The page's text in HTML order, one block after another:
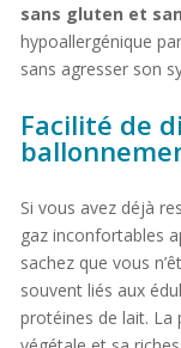
sans gluten et
hypoallergénique
sans agresser son
Facilité de
Si vous avez déjà
gaz inconfortables
sachez que vous
souvent liés aux
protéines de lait. La